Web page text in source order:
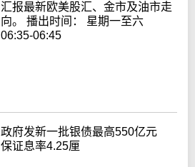
汇报最新欧美股汇、金市及油市走
向。 播出时间： 星期一至六
06:35-06:45
政府发新一批银债最高550亿元
保证息率4.25厘